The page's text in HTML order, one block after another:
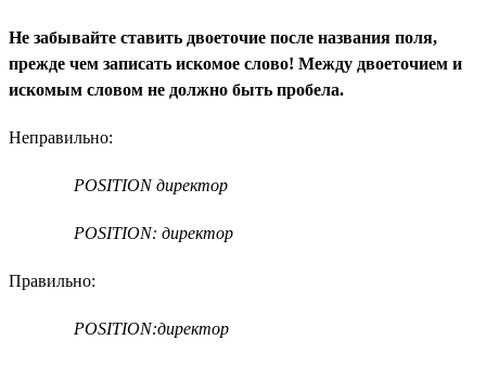
Не забывайте ставить двоеточие после названия поля,
прежде чем записать искомое слово! Между двоеточием и
искомым словом не должно быть пробела.
Неправильно:
POSITION директор
POSITION: директор
Правильно:
POSITION:директор